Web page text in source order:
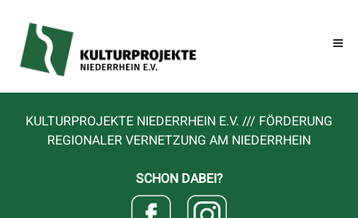
KULTURPROJEKTE NIEDERRHEIN E.V. /// FÖRDERUNG
REGIONALER VERNETZUNG AM NIEDERRHEIN
SCHON DABEI?